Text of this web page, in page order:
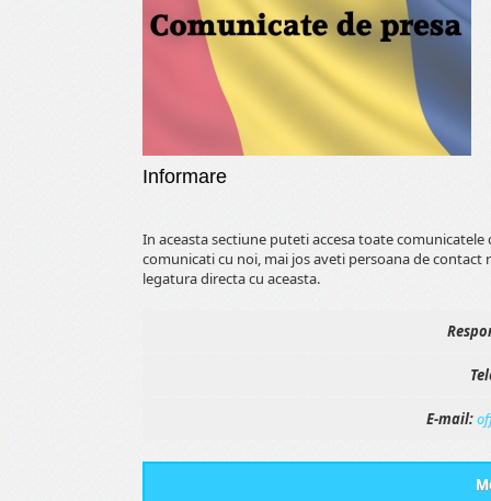
Informare
In aceasta sectiune puteti accesa toate
comunicati cu noi, mai jos aveti persoana de
legatura directa cu aceasta.
E-mail: